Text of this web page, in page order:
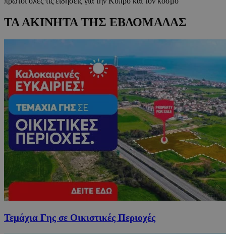
ΤΑ ΑΚΙΝΗΤΑ ΤΗΣ ΕΒΔΟΜΑΔΑΣ
Τεμάχια Γης σε Οικιστικές Περιοχές